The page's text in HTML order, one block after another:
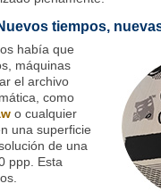
tiempos,
había que
máquinas
el archivo
como
o cualquier
una superficie
de una
ppp. Esta